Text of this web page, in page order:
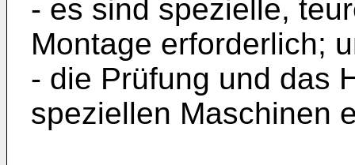
- es sind spezielle,
Montage er­forderlich;
- die Prüfung und das
speziellen Maschinen